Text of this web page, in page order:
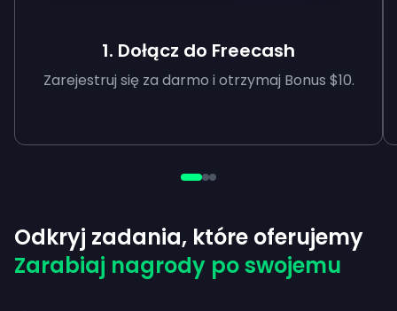
1. Dołącz do Freecash
Zarejestruj się za darmo i otrzymaj Bonus $10.
Odkryj zadania, które oferujemy
Zarabiaj nagrody po swojemu